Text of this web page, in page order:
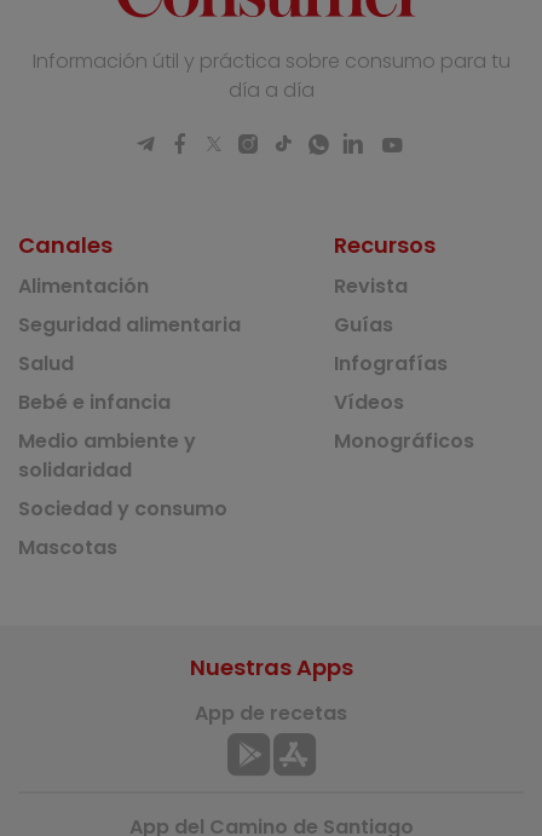
Información útil y práctica sobre consumo para tu
día a día
Canales
Alimentación
Seguridad alimentaria
Salud
Bebé e infancia
Medio ambiente y
solidaridad
Sociedad y consumo
Mascotas
Recursos
Revista
Guías
Infografías
Vídeos
Monográficos
Nuestras Apps
App de recetas
App del Camino de Santiago